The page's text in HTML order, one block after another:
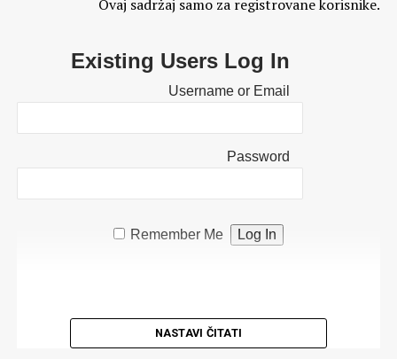
Ovaj sadržaj samo za registrovane korisnike.
Existing Users Log In
Username or Email
Password
Remember Me
NASTAVI ČITATI